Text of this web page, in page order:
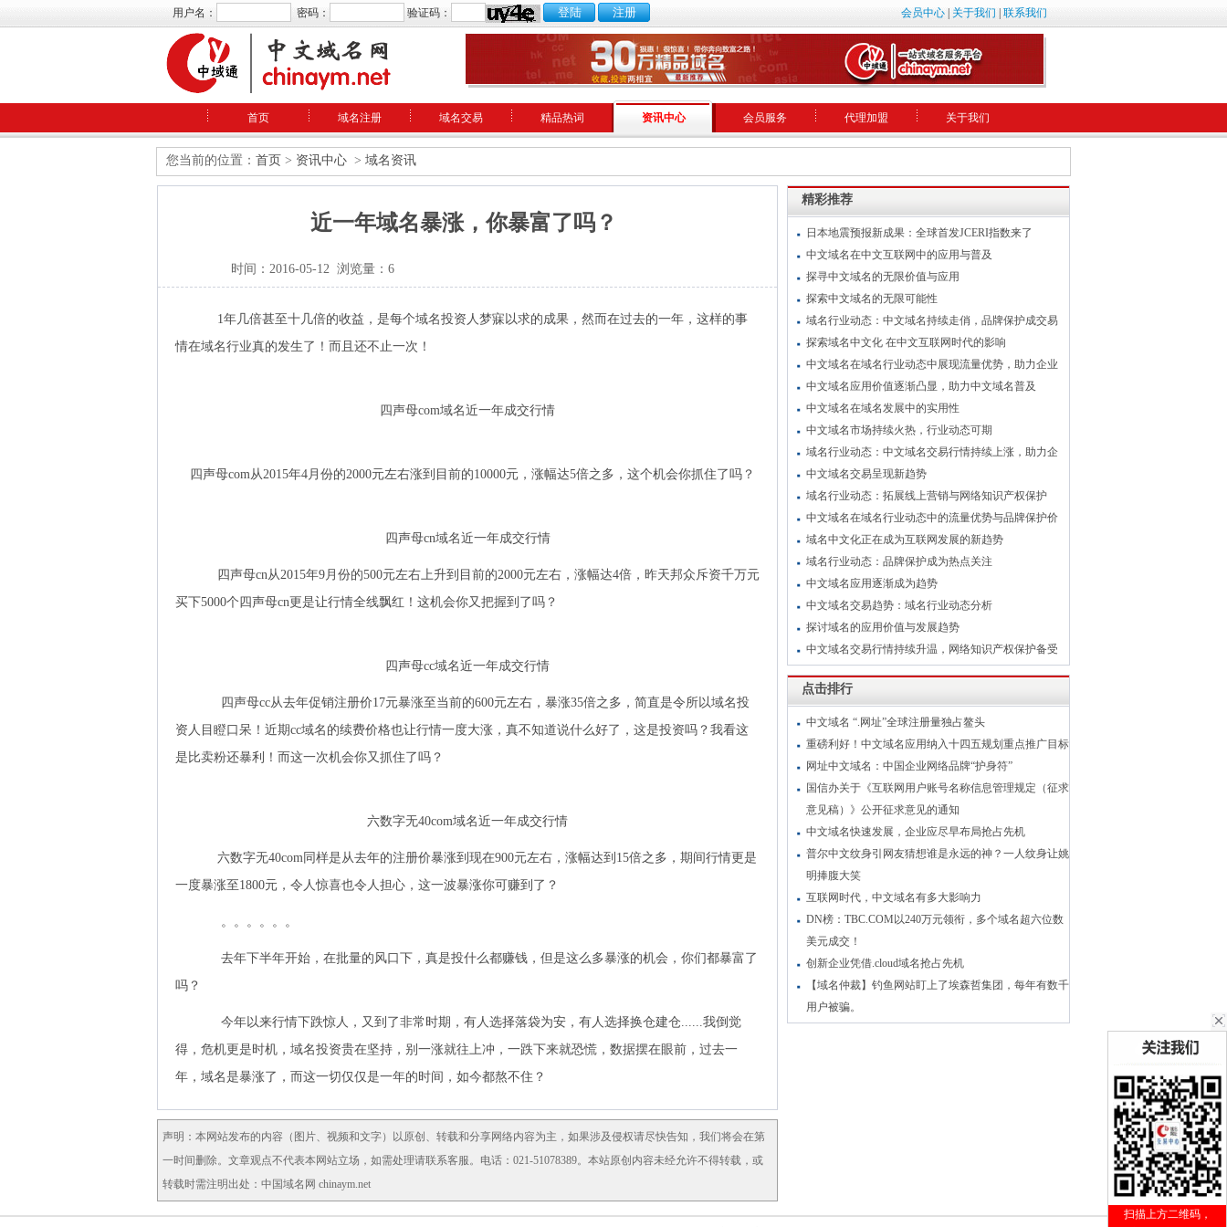
会员中心 关于我们 联系我们
用户名： 密码： 验证码：
首页 域名注册 域名交易 精品热词 资讯中心 会员服务 代理加盟 关于我们
您当前的位置： 首页 > 资讯中心 > 域名资讯
近一年域名暴涨，你暴富了吗？
时间：2016-05-12 浏览量：6
1年几倍甚至十几倍的收益，是每个域名投资人梦寐以求的成果，然而在过去的一年，这样的事
情在域名行业真的发生了！而且还不止一次！
四声母com域名近一年成交行情
四声母com从2015年4月份的2000元左右涨到目前的10000元，涨幅达5倍之多，这个机会你抓住了吗？
四声母cn域名近一年成交行情
四声母cn从2015年9月份的500元左右上升到目前的2000元左右，涨幅达4倍，昨天邦众斥资千万元
买下5000个四声母cn更是让行情全线飘红！这机会你又把握到了吗？
四声母cc域名近一年成交行情
四声母cc从去年促销注册价17元暴涨至当前的600元左右，暴涨35倍之多，简直是令所以域名投
资人目瞪口呆！近期cc域名的续费价格也让行情一度大涨，真不知道说什么好了，这是投资吗？我看这
是比卖粉还暴利！而这一次机会你又抓住了吗？
六数字无40com域名近一年成交行情
六数字无40com同样是从去年的注册价暴涨到现在900元左右，涨幅达到15倍之多，期间行情更是
一度暴涨至1800元，令人惊喜也令人担心，这一波暴涨你可赚到了？
。。。。。。
去年下半年开始，在批量的风口下，真是投什么都赚钱，但是这么多暴涨的机会，你们都暴富了
吗？
今年以来行情下跌惊人，又到了非常时期，有人选择落袋为安，有人选择换仓建仓......我倒觉
得，危机更是时机，域名投资贵在坚持，别一涨就往上冲，一跌下来就恐慌，数据摆在眼前，过去一
年，域名是暴涨了，而这一切仅仅是一年的时间，如今都熬不住？
声明：本网站发布的内容（图片、视频和文字）以原创、转载和分享网络内容为主，如果涉及侵权请尽快告知，我们将会在第
一时间删除。文章观点不代表本网站立场，如需处理请联系客服。电话：021-51078389。本站原创内容未经允许不得转载，或
转载时需注明出处：中国域名网 chinaym.net
精彩推荐
日本地震预报新成果：全球首发JCERI指数来了
中文域名在中文互联网中的应用与普及
探寻中文域名的无限价值与应用
探索中文域名的无限可能性
域名行业动态：中文域名持续走俏，品牌保护成交易
探索域名中文化 在中文互联网时代的影响
中文域名在域名行业动态中展现流量优势，助力企业
中文域名应用价值逐渐凸显，助力中文域名普及
中文域名在域名发展中的实用性
中文域名市场持续火热，行业动态可期
域名行业动态：中文域名交易行情持续上涨，助力企
中文域名交易呈现新趋势
域名行业动态：拓展线上营销与网络知识产权保护
中文域名在域名行业动态中的流量优势与品牌保护价
域名中文化正在成为互联网发展的新趋势
域名行业动态：品牌保护成为热点关注
中文域名应用逐渐成为趋势
中文域名交易趋势：域名行业动态分析
探讨域名的应用价值与发展趋势
中文域名交易行情持续升温，网络知识产权保护备受
点击排行
中文域名 “.网址”全球注册量独占鳌头
重磅利好！中文域名应用纳入十四五规划重点推广目标
网址中文域名：中国企业网络品牌“护身符”
国信办关于《互联网用户账号名称信息管理规定（征求
意见稿）》公开征求意见的通知
中文域名快速发展，企业应尽早布局抢占先机
普尔中文纹身引网友猜想谁是永远的神？一人纹身让姚
明捧腹大笑
互联网时代，中文域名有多大影响力
DN榜：TBC.COM以240万元领衔，多个域名超六位数
美元成交！
创新企业凭借.cloud域名抢占先机
【域名仲裁】钓鱼网站盯上了埃森哲集团，每年有数千
用户被骗。
扫描上方二维码，